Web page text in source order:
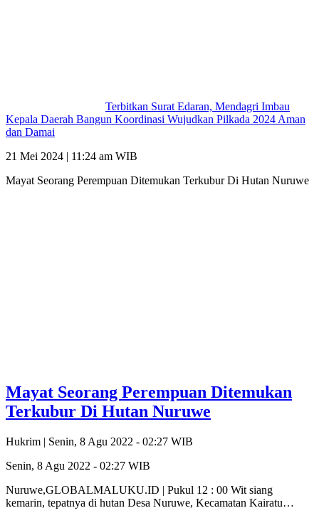
Terbitkan Surat Edaran, Mendagri Imbau
Kepala Daerah Bangun Koordinasi Wujudkan Pilkada 2024 Aman
dan Damai
21 Mei 2024 | 11:24 am WIB
Mayat Seorang Perempuan Ditemukan Terkubur Di Hutan Nuruwe
Mayat Seorang Perempuan Ditemukan
Terkubur Di Hutan Nuruwe
Hukrim | Senin, 8 Agu 2022 - 02:27 WIB
Senin, 8 Agu 2022 - 02:27 WIB
Nuruwe,GLOBALMALUKU.ID | Pukul 12 : 00 Wit siang
kemarin, tepatnya di hutan Desa Nuruwe, Kecamatan Kairatu…